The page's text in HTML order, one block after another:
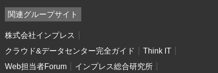
関連グループサイト
株式会社インプレス
クラウド&データセンター完全ガイド
Think IT
Web担当者Forum
インプレス総合研究所